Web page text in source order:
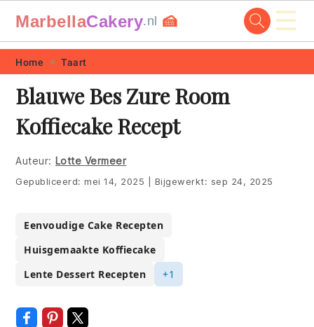
Skip
primary
navigation
Skip
main
content
Skip
primary
sidebar
Skip
footer
MarbellaCakery.nl 🍰 ☰
Home Taart
Blauwe Bes Zure Room
Koffiecake Recept
Auteur: Lotte Vermeer
Gepubliceerd:mei 14, 2025 Bijgewerkt: sep 24, 2025
Eenvoudige Cake Recepten
Huisgemaakte Koffiecake
Lente Dessert Recepten
+1